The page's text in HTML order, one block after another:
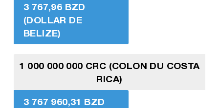
3 767,96 BZD
(DOLLAR DE
BELIZE)
1 000 000 000 CRC (COLON DU COSTA
RICA)
3 767 960,31 BZD